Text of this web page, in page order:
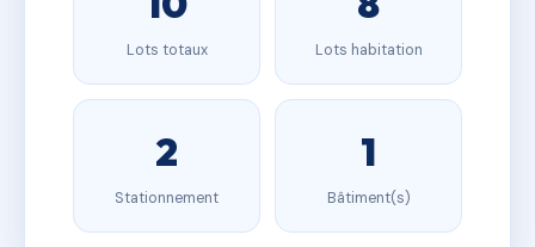
Lots totaux Lots habitation
2
Stationnement
1
Bâtiment(s)